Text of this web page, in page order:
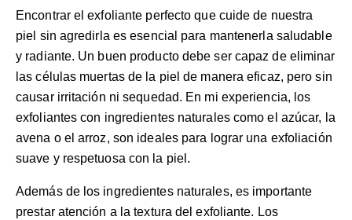
Encontrar el exfoliante perfecto que cuide de nuestra
piel sin agredirla es esencial para mantenerla saludable
y radiante. Un buen producto debe ser capaz de eliminar
las células muertas de la piel de manera eficaz, pero sin
causar irritación ni sequedad. En mi experiencia, los
exfoliantes con ingredientes naturales como el azúcar, la
avena o el arroz, son ideales para lograr una exfoliación
suave y respetuosa con la piel.
Además de los ingredientes naturales, es importante
prestar atención a la textura del exfoliante. Los